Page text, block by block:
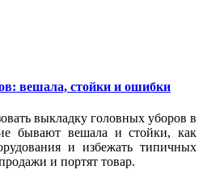
вешала, стойки и ошибки
выкладку головных уборов в
бывают вешала и стойки, как
и избежать типичных
и портят товар.